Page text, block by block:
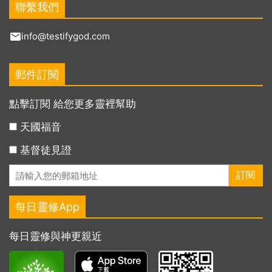
聯繫我們
info@testifygod.com
郵件訂閱
點擊訂閱 給您更多靈裡幫助
天國福音
基督徒見證
每日靈修App
每日靈修與神更親近